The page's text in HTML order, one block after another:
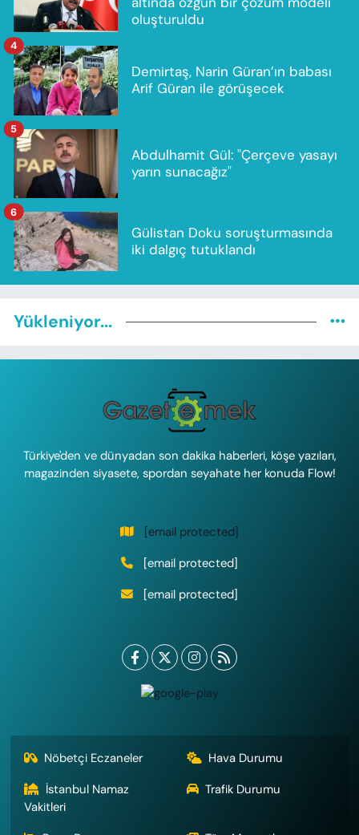
oluşturuldu
Demirtaş, Narin Güran’ın babası
Arif Güran ile görüşecek
4
Abdulhamit Gül: "Çerçeve yasayı
yarın sunacağız"
5
Gülistan Doku soruşturmasında
iki dalgıç tutuklandı
6
Yükleniyor...
Türkiye'den ve dünyadan son dakika haberleri, köşe yazıları,
magazinden siyasete, spordan seyahate her konuda Flow!
[email protected]
[email protected]
[email protected]
Nöbetçi Eczaneler
Hava Durumu
İstanbul Namaz
Vakitleri
Trafik Durumu